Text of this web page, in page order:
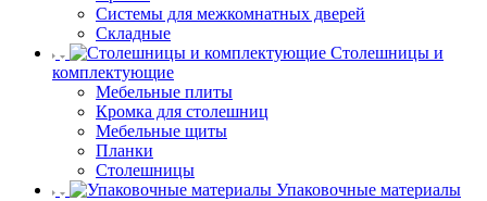
Системы для межкомнатных дверей
Складные
Столешницы и
комплектующие
Мебельные плиты
Кромка для столешниц
Мебельные щиты
Планки
Столешницы
Упаковочные материалы